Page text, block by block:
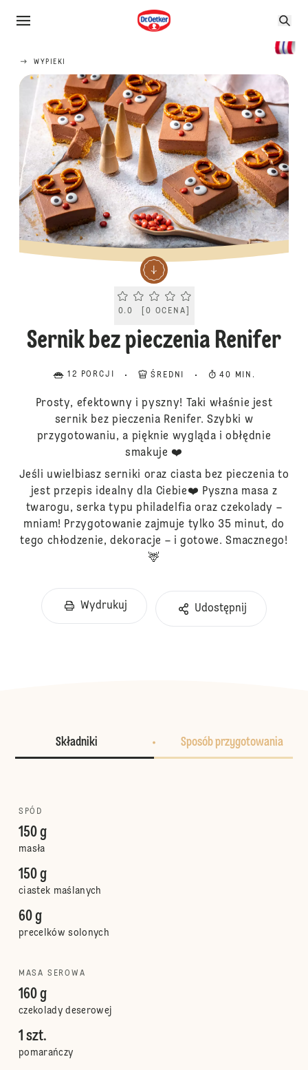
WYPIEKI
Current rating 0.0. Click to rate.
0.0 0 OCENA
Sernik bez pieczenia Renifer
12 PORCJI ŚREDNI 40 MIN.
Prosty, efektowny i pyszny! Taki właśnie jest
sernik bez pieczenia Renifer. Szybki w
przygotowaniu, a pięknie wygląda i obłędnie
smakuje ❤️
Jeśli uwielbiasz serniki oraz ciasta bez pieczenia to
jest przepis idealny dla Ciebie❤️ Pyszna masa z
twarogu, serka typu philadelfia oraz czekolady –
mniam! Przygotowanie zajmuje tylko 35 minut, do
tego chłodzenie, dekoracje – i gotowe. Smacznego!
🦌
Wydrukuj Udostępnij
Składniki Sposób przygotowania
SPÓD
150 g
masła
150 g
ciastek maślanych
60 g
precelków solonych
MASA SEROWA
160 g
czekolady deserowej
1 szt.
pomarańczy